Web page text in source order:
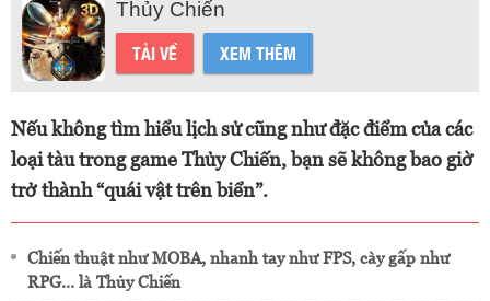
Thủy Chiến
TẢI VỀ XEM THÊM
Nếu không tìm hiểu lịch sử cũng như đặc điểm của các
loại tàu trong game Thủy Chiến, bạn sẽ không bao giờ
trở thành “quái vật trên biển”.
Chiến thuật như MOBA, nhanh tay như FPS, cày gấp như
RPG… là Thủy Chiến